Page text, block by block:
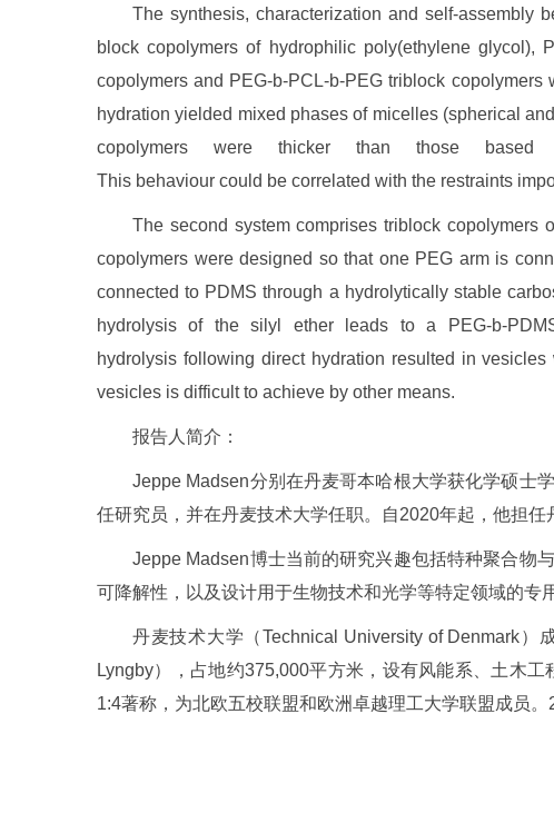
The synthesis, characterization and self-assembly
block copolymers of hydrophilic poly(ethylene glycol),
copolymers and PEG-b-PCL-b-PEG triblock
hydration yielded mixed phases of micelles (spherical
copolymers were thicker than those
This behaviour could be correlated with the restraints
The second system comprises triblock copolymers
copolymers were designed so that one PEG arm is
connected to PDMS through a hydrolytically stable
hydrolysis of the silyl ether leads to a PEG-b-
hydrolysis following direct hydration resulted in
vesicles is difficult to achieve by other means.
报告人简介：
Jeppe Madsen分别在丹麦哥本哈根大学获化学硕士学
任研究员，并在丹麦技术大学任职。自2020年起，他担任
Jeppe Madsen博士当前的研究兴趣包括特种聚合物与
可降解性，以及设计用于生物技术和光学等特定领域的专
丹麦技术大学（Technical University of Denmark
Lyngby），占地约375,000平方米，设有风能系、土木
1:4著称，为北欧五校联盟和欧洲卓越理工大学联盟成员